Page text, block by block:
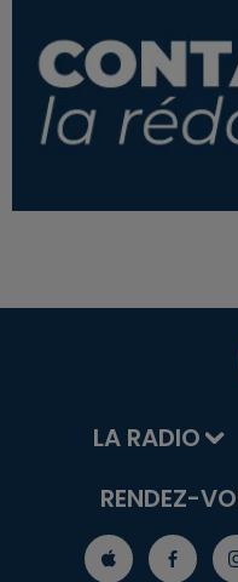
LA RADIO
RENDEZ-